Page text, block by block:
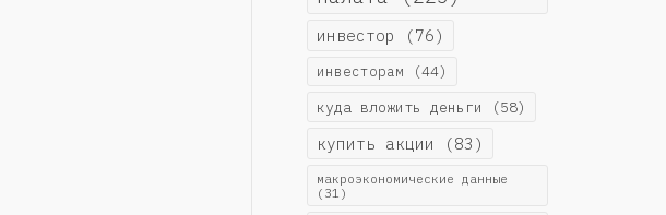
инвестор (76)
инвесторам (44)
куда вложить деньги (58)
купить акции (83)
макроэкономические данные
(31)